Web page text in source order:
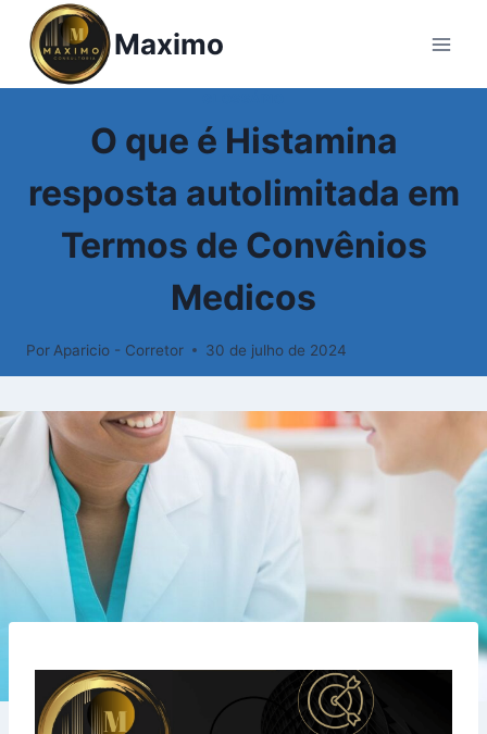
Pular
para
Maximo
O que é Histamina
resposta autolimitada em
Termos de Convênios
Medicos
Por Aparicio - Corretor 30 de julho de 2024